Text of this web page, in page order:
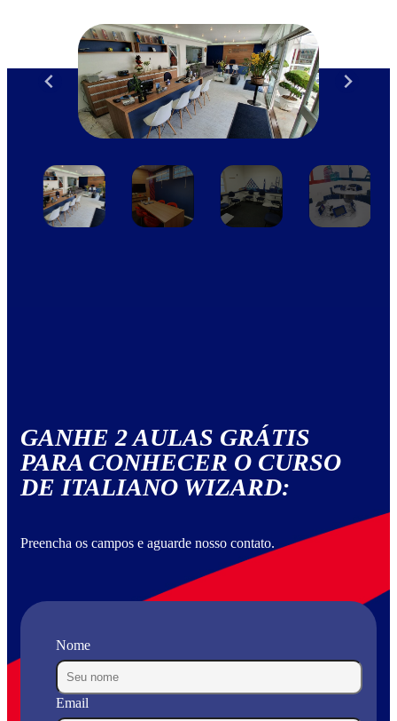
GANHE 2 AULAS GRÁTIS
PARA CONHECER O CURSO
DE ITALIANO WIZARD:
Preencha os campos e aguarde nosso contato.
Nome
Email